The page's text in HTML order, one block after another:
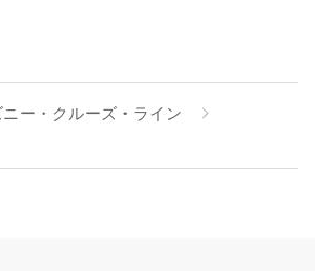
ー・クルーズ・ライン